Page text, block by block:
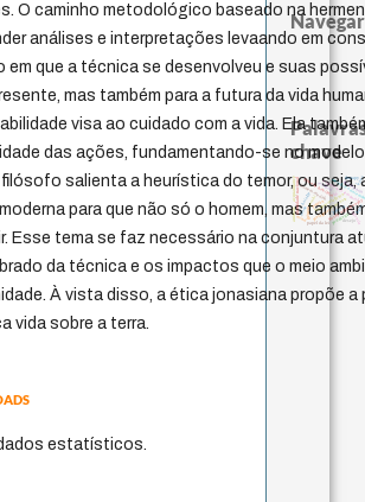
O caminho metodológico baseado na
análises e interpretações levaando em
em que a técnica se desenvolveu e suas
mas também para a futura da vida
visa ao cuidado com a vida. Ela
das ações, fundamentando-se no
salienta a heurística do temor, ou seja,
para que não só o homem, mas
Esse tema se faz necessário na conjuntura
da técnica e os impactos que o meio
À vista disso, a ética jonasiana propõe a
vida sobre a terra.
estatísticos.
Navegar
chave
fundamentalismo
jacobi
protágoras
experiência temporal
metafísica do
género
idade
intolerância
history of philosophy
identidade nacionalhomem-medida
filosofia brasileira
j.c.m. neto
palavra
perdón
leyes
violencialogos
pedagogia
lei
acquaintance
desejo
papel da lei
bataille
mind
therapy
animais
realidad